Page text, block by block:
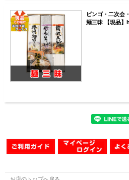
ビンゴ・二次会
麺三昧 【現品】